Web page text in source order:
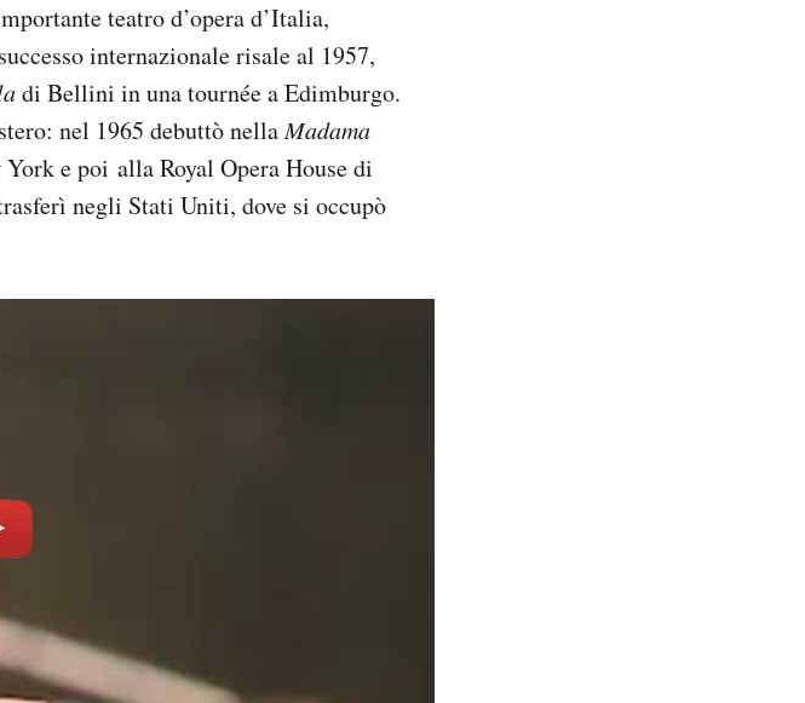
teatro d’opera d’Italia,
internazionale risale al 1957,
di Bellini in una tournée a Edimburgo.
nel 1965 debuttò nellaMadama
e poi alla Royal Opera House di
negli Stati Uniti, dove si occupò